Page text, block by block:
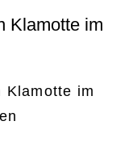
Klamotte im